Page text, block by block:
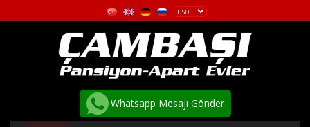
Whatsapp Mesajı Gönder